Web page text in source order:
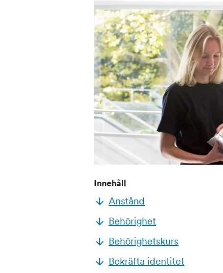
Innehåll
Anstånd
Behörighet
Behörighetskurs
Bekräfta identitet